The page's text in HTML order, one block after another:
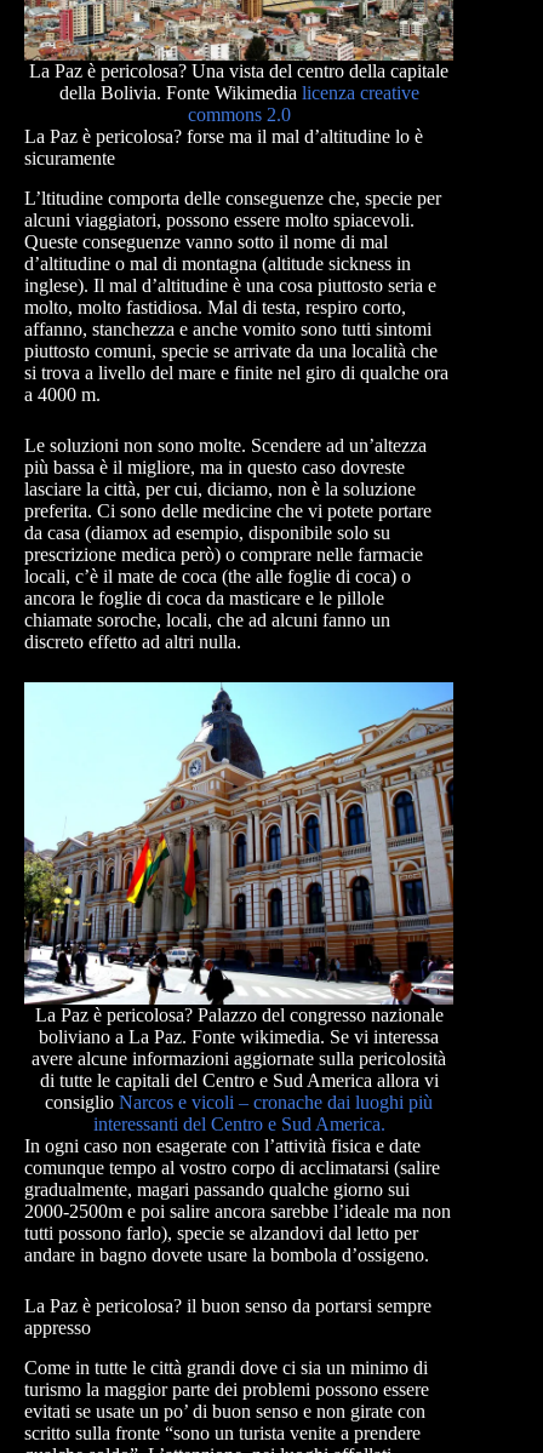
La Paz è pericolosa? Una vista del centro della capitale
della Bolivia. Fonte Wikimedia licenza creative
commons 2.0
La Paz è pericolosa? forse ma il mal d’altitudine lo è
sicuramente
L’ltitudine comporta delle conseguenze che, specie per
alcuni viaggiatori, possono essere molto spiacevoli.
Queste conseguenze vanno sotto il nome di mal
d’altitudine o mal di montagna (altitude sickness in
inglese). Il mal d’altitudine è una cosa piuttosto seria e
molto, molto fastidiosa. Mal di testa, respiro corto,
affanno, stanchezza e anche vomito sono tutti sintomi
piuttosto comuni, specie se arrivate da una località che
si trova a livello del mare e finite nel giro di qualche ora
a 4000 m.
Le soluzioni non sono molte. Scendere ad un’altezza
più bassa è il migliore, ma in questo caso dovreste
lasciare la città, per cui, diciamo, non è la soluzione
preferita. Ci sono delle medicine che vi potete portare
da casa (diamox ad esempio, disponibile solo su
prescrizione medica però) o comprare nelle farmacie
locali, c’è il mate de coca (the alle foglie di coca) o
ancora le foglie di coca da masticare e le pillole
chiamate soroche, locali, che ad alcuni fanno un
discreto effetto ad altri nulla.
La Paz è pericolosa? Palazzo del congresso nazionale
boliviano a La Paz. Fonte wikimedia. Se vi interessa
avere alcune informazioni aggiornate sulla pericolosità
di tutte le capitali del Centro e Sud America allora vi
consiglioNarcos e vicoli – cronache dai luoghi più
interessanti del Centro e Sud America.
In ogni caso non esagerate con l’attività fisica e date
comunque tempo al vostro corpo di acclimatarsi (salire
gradualmente, magari passando qualche giorno sui
2000-2500m e poi salire ancora sarebbe l’ideale ma non
tutti possono farlo), specie se alzandovi dal letto per
andare in bagno dovete usare la bombola d’ossigeno.
La Paz è pericolosa? il buon senso da portarsi sempre
appresso
Come in tutte le città grandi dove ci sia un minimo di
turismo la maggior parte dei problemi possono essere
evitati se usate un po’ di buon senso e non girate con
scritto sulla fronte “sono un turista venite a prendere